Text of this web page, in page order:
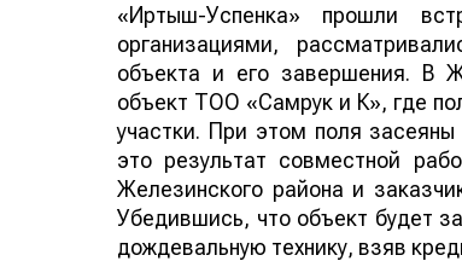
«Иртыш-Успенка» прошли
организациями,
объекта и его завершения. В
объект ТОО «Самрук и К», где
участки. При этом поля
это результат совместной
Железинского района и
Убедившись, что объект будет
дождевальную технику, взяв